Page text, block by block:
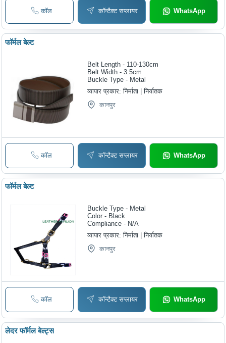
कॉल कॉन्टैक्ट सप्लायर WhatsApp
फॉर्मल बेल्ट
Belt Length - 110-130cm
Belt Width - 3.5cm
Buckle Type - Metal
व्यापार प्रकार:निर्माता | निर्यातक
कानपुर
कॉल कॉन्टैक्ट सप्लायर WhatsApp
फॉर्मल बेल्ट
Buckle Type - Metal
Color - Black
Compliance - N/A
व्यापार प्रकार:निर्माता | निर्यातक
कानपुर
कॉल कॉन्टैक्ट सप्लायर WhatsApp
लेदर फॉर्मल बेल्ट्स